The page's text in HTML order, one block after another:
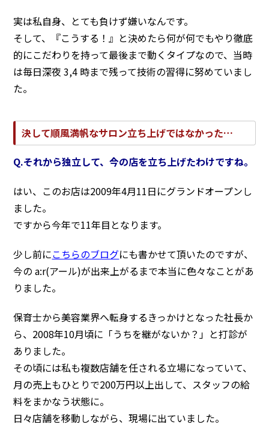
実は私自身、とても負けず嫌いなんです。
そして、『こうする！』と決めたら何が何でもやり徹底
的にこだわりを持って最後まで動くタイプなので、当時
は毎日深夜 3,4 時まで残って技術の習得に努めていまし
た。
決して順風満帆なサロン立ち上げではなかった…
Q.それから独立して、今の店を立ち上げたわけですね。
はい、このお店は2009年4月11日にグランドオープンし
ました。
ですから今年で11年目となります。
少し前にこちらのブログにも書かせて頂いたのですが、
今の a:r(アール)が出来上がるまで本当に色々なことがあ
りました。
保育士から美容業界へ転身するきっかけとなった社長か
ら、2008年10月頃に「うちを継がないか？」と打診が
ありました。
その頃には私も複数店舗を任される立場になっていて、
月の売上もひとりで200万円以上出して、スタッフの給
料をまかなう状態に。
日々店舗を移動しながら、現場に出ていました。